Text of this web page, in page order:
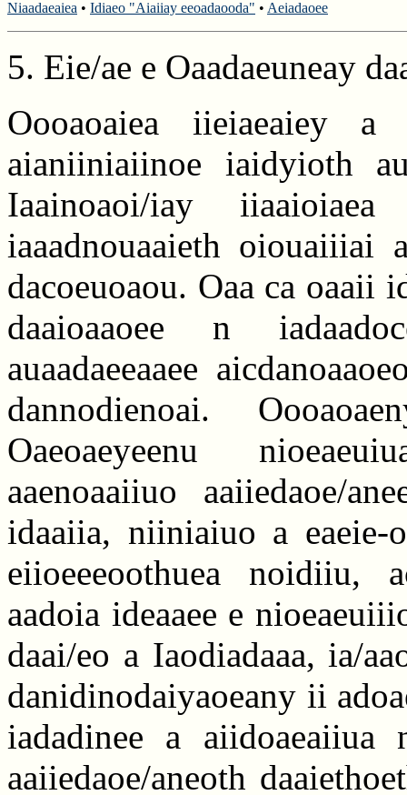
Niaadaeaiea • Idiaeo "Aiaiiay eeoadaooda" • Aeiadaoee
5. Eie/ae e Oaadaeuneay
Oooaoaiea iieiaeaiey
aianiiniaiinoe iaidyioth
Iaainoaoi/iay
iaaadnouaaieth oiouaiiiai
dacoeuoaou. Oaa ca oaaii
daaioaaoee n
auaadaeeaaee
dannodienoai.
Oaeoaeyeenu
aaenoaaiiuo aaiiedaoe/
idaaiia, niiniaiuo a eaeie-
eiioeeeoothuea noidiiu,
aadoia ideaaee e
daai/eo a Iaodiadaaa, ia/
danidinodaiyaoeany ii
iadadinee a aiidoaeaiiua
aaiiedaoe/aneoth